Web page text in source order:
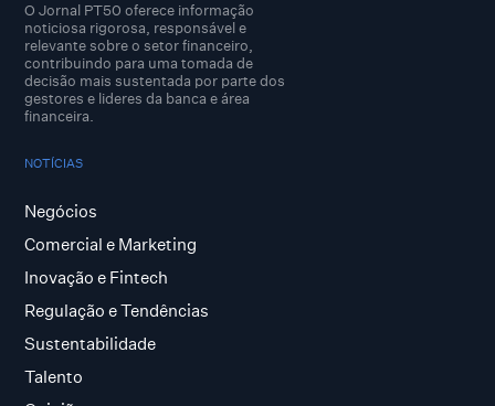
O Jornal PT50 oferece informação
noticiosa rigorosa, responsável e
relevante sobre o setor financeiro,
contribuindo para uma tomada de
decisão mais sustentada por parte dos
gestores e lideres da banca e área
financeira.
NOTÍCIAS
Negócios
Comercial e Marketing
Inovação e Fintech
Regulação e Tendências
Sustentabilidade
Talento